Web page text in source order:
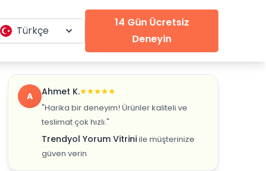
Türkçe
14 Gün Ücretsiz
Deneyin
A Ahmet K.
"Harika bir deneyim! Ürünler kaliteli ve
teslimat çok hızlı."
Trendyol Yorum Vitriniile müşterinize
güven verin